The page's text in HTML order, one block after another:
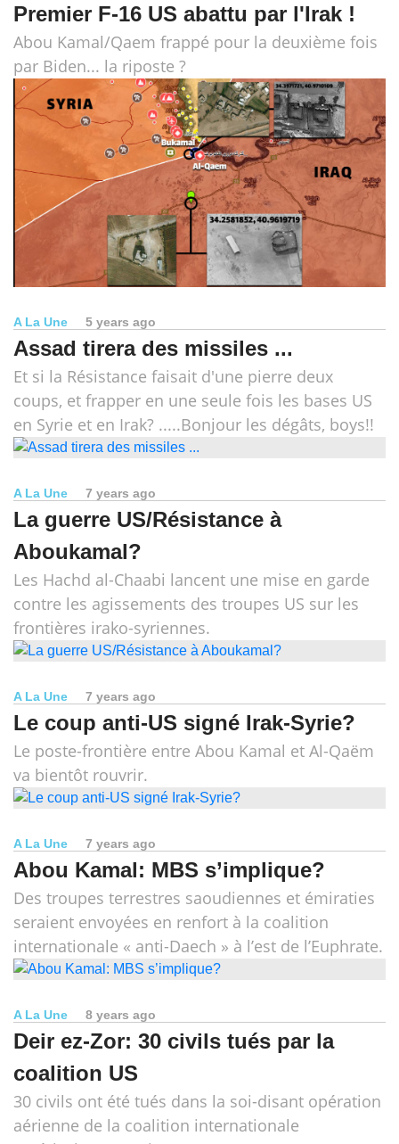
Premier F-16 US abattu par l'Irak !
Abou Kamal/Qaem frappé pour la deuxième fois
par Biden... la riposte ?
A La Une 5 years ago
Assad tirera des missiles ...
Et si la Résistance faisait d'une pierre deux
coups, et frapper en une seule fois les bases US
en Syrie et en Irak? .....Bonjour les dégâts, boys!!
A La Une 7 years ago
La guerre US/Résistance à
Aboukamal?
Les Hachd al-Chaabi lancent une mise en garde
contre les agissements des troupes US sur les
frontières irako-syriennes.
A La Une 7 years ago
Le coup anti-US signé Irak-Syrie?
Le poste-frontière entre Abou Kamal et Al-Qaëm
va bientôt rouvrir.
A La Une 7 years ago
Abou Kamal: MBS s’implique?
Des troupes terrestres saoudiennes et émiraties
seraient envoyées en renfort à la coalition
internationale « anti-Daech » à l’est de l’Euphrate.
A La Une 8 years ago
Deir ez-Zor: 30 civils tués par la
coalition US
30 civils ont été tués dans la soi-disant opération
aérienne de la coalition internationale